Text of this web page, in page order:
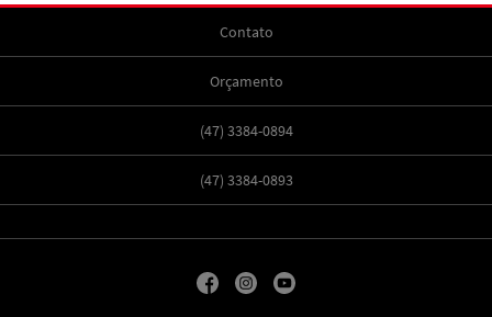
Contato
Orçamento
(47) 3384-0894
(47) 3384-0893